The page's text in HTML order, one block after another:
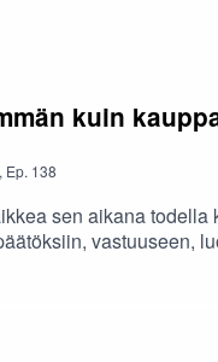
kuin
, Ep. 138
sen aikana
vastuuseen,
ja keskusteluun
Mika Koivupuisto
kuin